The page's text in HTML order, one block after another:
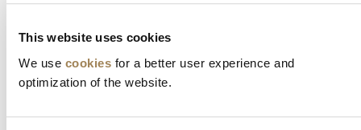
This website uses cookies
We use cookies for a better user experience and
optimization of the website.
NYHETSBREV PÅMELDING